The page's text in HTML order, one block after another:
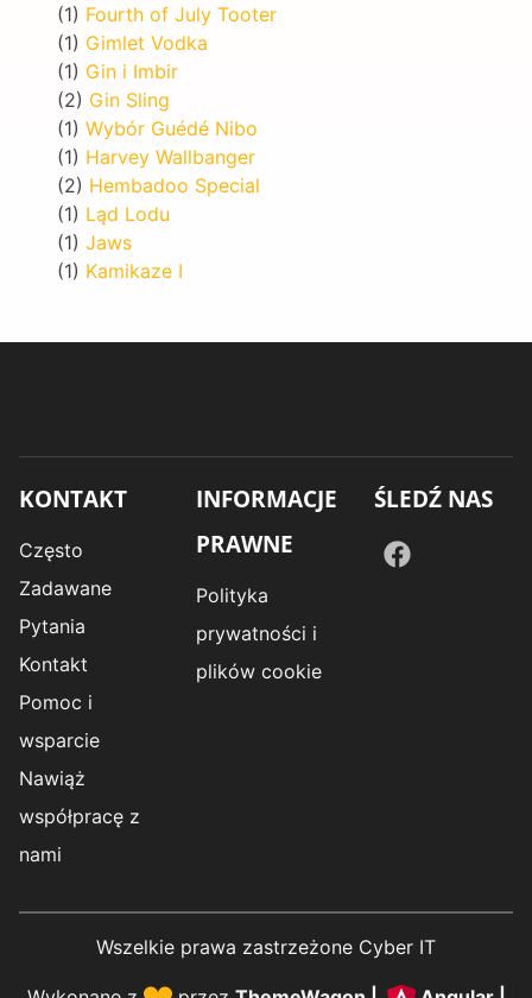
(1) Fourth of July Tooter
(1) Gimlet Vodka
(1) Gin i Imbir
(2) Gin Sling
(1) Wybór Guédé Nibo
(1) Harvey Wallbanger
(2) Hembadoo Special
(1) Ląd Lodu
(1) Jaws
(1) Kamikaze I
KONTAKT
Często
Zadawane
Pytania
Kontakt
Pomoc i
wsparcie
Nawiąż
współpracę z
nami
INFORMACJE
PRAWNE
Polityka
prywatności i
plików cookie
ŚLEDŹ NAS
Wszelkie prawa zastrzeżone Cyber IT